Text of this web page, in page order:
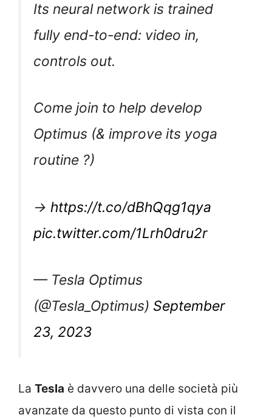
Its neural network is trained
fully end-to-end: video in,
controls out.
Come join to help develop
Optimus (& improve its yoga
routine ?)
→ https://t.co/dBhQqg1qya
pic.twitter.com/1Lrh0dru2r
— Tesla Optimus
(@Tesla_Optimus) September
23, 2023
La Tesla è davvero una delle società più
avanzate da questo punto di vista con il